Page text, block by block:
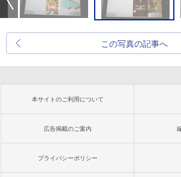
この写真の記事へ
本サイトのご利用について
広告掲載のご案内
プライバシーポリシー